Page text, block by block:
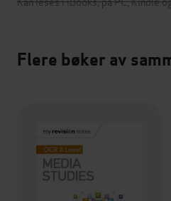
Flere bøker av